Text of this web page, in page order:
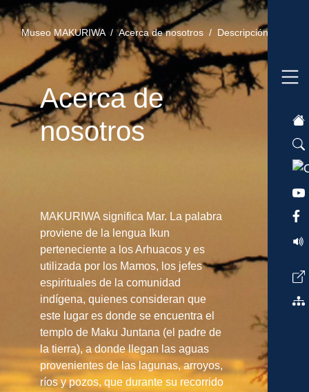
Museo MAKURIWA /Acerca de nosotros / Descripción /
Acerca de
nosotros
MAKURIWA significa Mar. La palabra
proviene de la lengua Ikun
perteneciente a los Arhuacos y es
utilizada por los Mamos, los jefes
espirituales de la comunidad
indígena, quienes consideran que
este lugar es donde se encuentra el
templo de Maku Juntana (el padre de
la tierra), a donde llegan las aguas
provenientes de las lagunas, arroyos,
ríos y pozos, que durante su recorrido